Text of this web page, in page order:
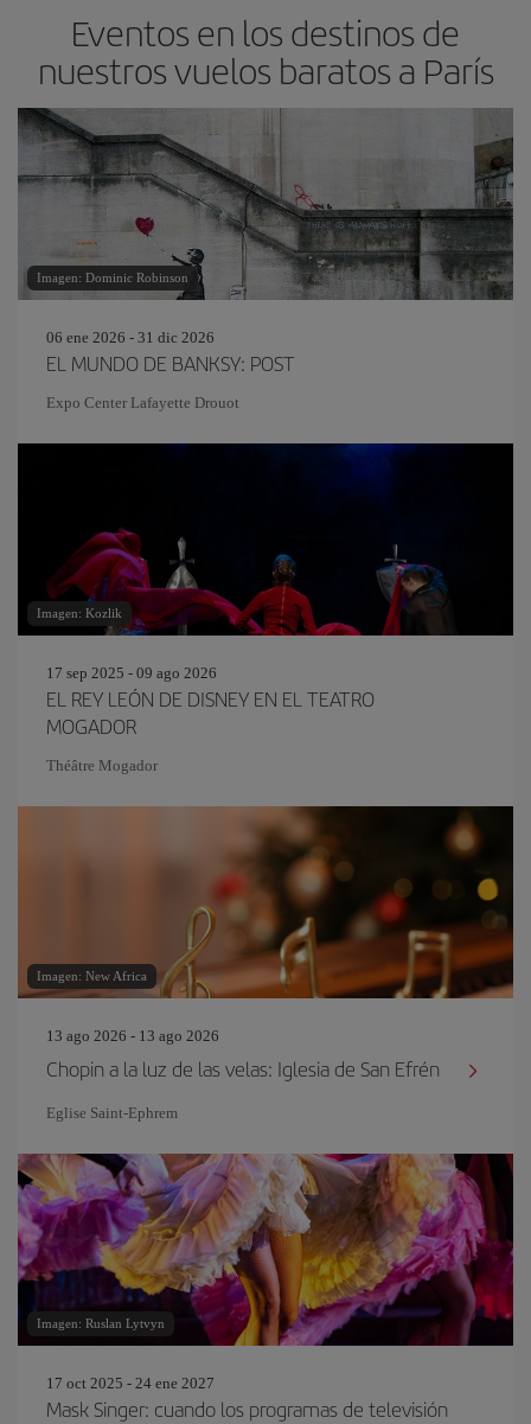
Eventos en los destinos de
nuestros vuelos baratos a París
Imagen: Dominic Robinson
06 ene 2026 - 31 dic 2026
EL MUNDO DE BANKSY: POST
Expo Center Lafayette Drouot
Imagen: Kozlik
17 sep 2025 - 09 ago 2026
EL REY LEÓN DE DISNEY EN EL TEATRO
MOGADOR
Théâtre Mogador
Imagen: New Africa
13 ago 2026 - 13 ago 2026
Chopin a la luz de las velas: Iglesia de San Efrén
Eglise Saint‐Ephrem
Imagen: Ruslan Lytvyn
17 oct 2025 - 24 ene 2027
Mask Singer: cuando los programas de televisión